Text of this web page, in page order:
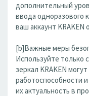
дополнительный
ввода одноразового
ваш аккаунт KRAKEN
[b]Важные меры
Используйте только
зеркал KRAKEN
работоспособности
их актуальность в